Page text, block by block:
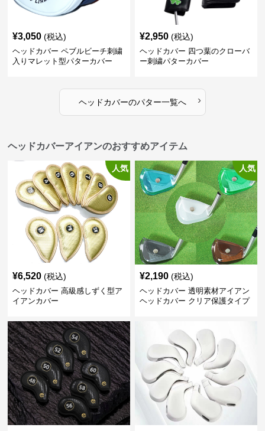
¥3,050 (税込)
ヘッドカバー ペブルビーチ刺繍
入りマレット型パターカバー
¥2,950 (税込)
ヘッドカバー 四つ葉のクローバ
ー刺繍パターカバー
ヘッドカバーのパター一覧へ ›
ヘッドカバーアイアンのおすすめアイテム
人気
¥6,520 (税込)
ヘッドカバー 高級感しずく型ア
イアンカバー
人気
¥2,190 (税込)
ヘッドカバー 透明素材アイアン
ヘッドカバー クリア保護タイプ